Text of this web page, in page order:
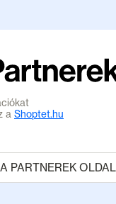
a Shoptet.hu
A PARTNEREK